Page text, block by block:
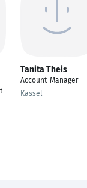
Tanita Theis
Account-Manager
Kassel